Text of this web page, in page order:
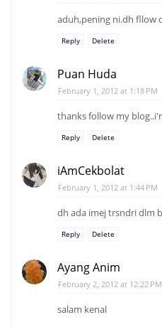
aduh,pening ni.dh fllow
Reply Delete
Puan Huda
February 1, 2012 at 1:18 PM
thanks follow my
Reply Delete
iAmCekbolat
February 1, 2012 at 1:44 PM
dh ada imej trsndri dlm
Reply Delete
Ayang Anim
February 2, 2012 at 12:22 PM
salam kenal